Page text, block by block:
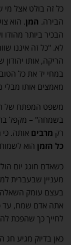
כל זה בולט אצל
הבירה. המן. הוא
הבכיר ביותר מהודו
לא. "כל זה איננו
הריקה, אותו
במחי יד את כל
מאמצים אותו מבלי
משפט המפתח של
בשמחה" – מקפל
רק מרבים אותה.
כל הזמן הוא
כשאדם חוגג יום
מעניין שבעברית
בעצם עומק
אתה אדם שמח, עד
לחייך כך שהפכת
כאן בדיוק מגיע חג